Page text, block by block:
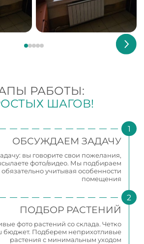
РАБОТЫ:
ШАГОВ!
ОБСУЖДАЕМ ЗАДАЧУ
вы говорите свои пожелания,
фото/видео. Мы подбираем
учитывая особенности
помещения
ПОДБОР РАСТЕНИЙ
фото растений со склада. Четко
бюджет. Подберем неприхотливые
растения с минимальным уходом